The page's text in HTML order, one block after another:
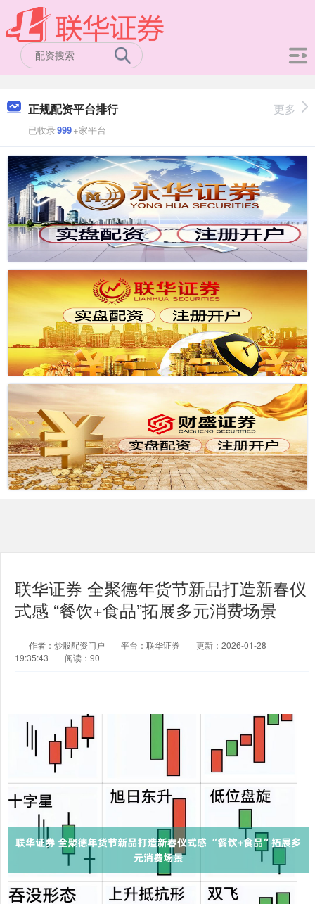
正规配资平台排行
已收录999+家平台
更多
联华证券 全聚德年货节新品打造新春仪
式感 “餐饮+食品”拓展多元消费场景
作者：炒股配资门户 平台：联华证券
更新：2026-01-28
19:35:43
阅读：90